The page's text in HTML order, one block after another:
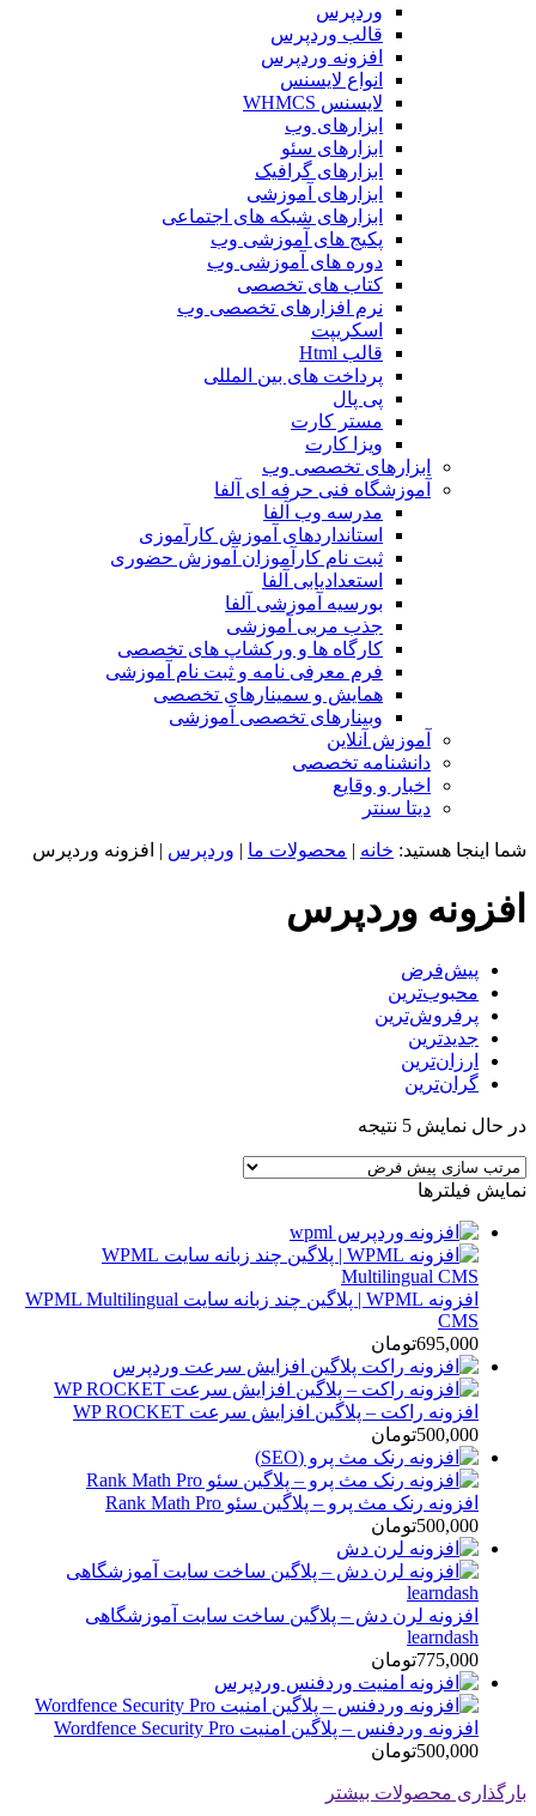
وردپرس
قالب وردپرس
افزونه وردپرس
انواع لایسنس
لایسنس WHMCS
ابزارهای وب
ابزارهای سئو
ابزارهای گرافیک
ابزارهای آموزشی
ابزارهای شبکه های اجتماعی
پکیج های آموزشی وب
دوره های آموزشی وب
کتاب های تخصصی
نرم افزارهای تخصصی وب
اسکریپت
قالب Html
پرداخت های بین المللی
پی پال
مستر کارت
ویزا کارت
ابزارهای تخصصی وب
آموزشگاه فنی حرفه ای آلفا
مدرسه وب آلفا
استانداردهای آموزش کارآموزی
ثبت نام کارآموزان آموزش حضوری
استعدادیابی آلفا
بورسیه آموزشی آلفا
جذب مربی آموزشی
کارگاه ها و ورکشاپ های تخصصی
فرم معرفی نامه و ثبت نام آموزشی
همایش و سمینارهای تخصصی
وبینارهای تخصصی آموزشی
آموزش آنلاین
دانشنامه تخصصی
اخبار و وقایع
دیتا سنتر
شما اینجا هستید: خانه | محصولات ما | وردپرس | افزونه وردپرس
افزونه وردپرس
پیش‌فرض
محبوب‌ترین
پرفروش‌ترین
جدیدترین
ارزان‌ترین
گران‌ترین
در حال نمایش 5 نتیجه
نمایش فیلترها
افزونه WPML | پلاگین چند زبانه سایت WPML Multilingual
CMS
695,000تومان
افزونه راکت – پلاگین افزایش سرعت WP ROCKET
500,000تومان
افزونه رنک مث پرو – پلاگین سئو Rank Math Pro
500,000تومان
افزونه لرن دش – پلاگین ساخت سایت آموزشگاهی
learndash
775,000تومان
افزونه وردفنس – پلاگین امنیت Wordfence Security Pro
500,000تومان
بارگذاری محصولات بیشتر